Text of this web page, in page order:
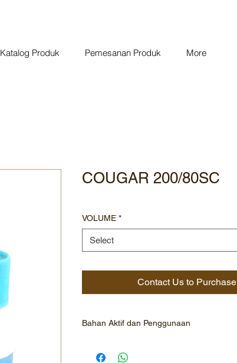
Katalog Produk Pemesanan Produk More
COUGAR 200/80SC
VOLUME *
Select
Contact Us to Purchase
Bahan Aktif dan Penggunaan
azoksistrobin (azoxystrobin) : 200 g/l